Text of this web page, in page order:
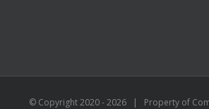
© Copyright 2020 -2026 | Property of